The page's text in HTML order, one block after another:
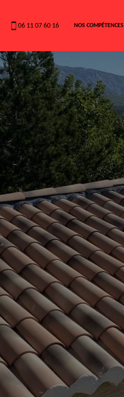
06 11 07 60 16 NOS COMPÉTENCES